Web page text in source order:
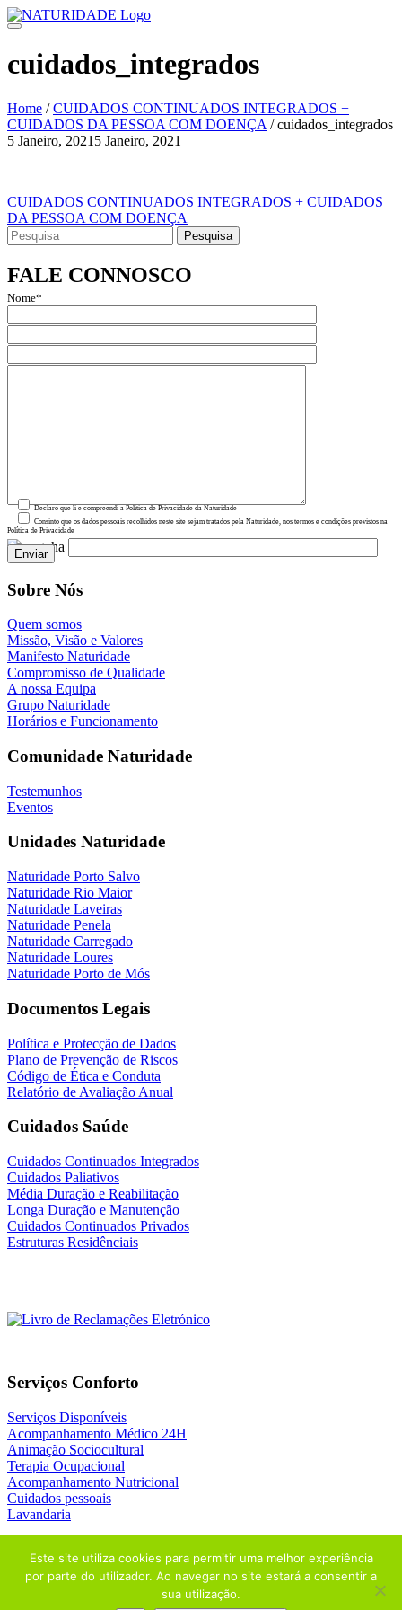
Skip
to
cuidados_integrados
Home / CUIDADOS CONTINUADOS INTEGRADOS +
CUIDADOS DA PESSOA COM DOENÇA / cuidados_integrados
5 Janeiro, 2021 5 Janeiro, 2021
artigos
Navegação
de
artigos
CUIDADOS CONTINUADOS INTEGRADOS + CUIDADOS
DA PESSOA COM DOENÇA
Search
for:
FALE CONNOSCO
Nome*
Declaro que li e compreendi a Política de Privacidade da Naturidade
Consinto que os dados pessoais recolhidos neste site sejam tratados pela Naturidade, nos termos e condições previstos na
Política de Privacidade
Sobre Nós
Quem somos
Missão, Visão e Valores
Manifesto Naturidade
Compromisso de Qualidade
A nossa Equipa
Grupo Naturidade
Horários e Funcionamento
Comunidade Naturidade
Testemunhos
Eventos
Unidades Naturidade
Naturidade Porto Salvo
Naturidade Rio Maior
Naturidade Laveiras
Naturidade Penela
Naturidade Carregado
Naturidade Loures
Naturidade Porto de Mós
Documentos Legais
Política e Protecção de Dados
Plano de Prevenção de Riscos
Código de Ética e Conduta
Relatório de Avaliação Anual
Cuidados Saúde
Cuidados Continuados Integrados
Cuidados Paliativos
Média Duração e Reabilitação
Longa Duração e Manutenção
Cuidados Continuados Privados
Estruturas Residênciais
Serviços Conforto
Serviços Disponíveis
Acompanhamento Médico 24H
Animação Sociocultural
Terapia Ocupacional
Acompanhamento Nutricional
Cuidados pessoais
Lavandaria
Este site utiliza cookies para permitir uma melhor experiência
por parte do utilizador. Ao navegar no site estará a consentir a
sua utilização.